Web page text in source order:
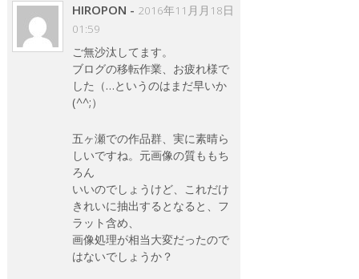
HIROPON - 2016年11月月18日
01:59
ご無沙汰してます。
ブログの移転作業、お疲れ様で
した（…というのはまだ早いか
(^^;）
五ヶ瀬での作品群、実に素晴ら
しいですね。元画像の質ももち
ろん
いいのでしょうけど、これだけ
きれいに抽出するとなると、フ
ラット含め、
画像処理が相当大変だったので
はないでしょうか？